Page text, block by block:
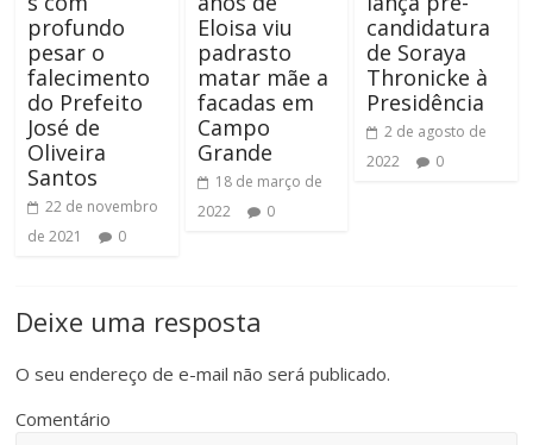
profundo
pesar o
falecimento
do Prefeito
José de
Oliveira
Santos
22 de novembro
de 2021
0
Eloisa viu
padrasto
matar mãe a
facadas em
Campo
Grande
18 de março de
2022
0
candidatura
de Soraya
Thronicke à
Presidência
2 de agosto de
2022
0
Deixe uma resposta
O seu endereço de e-mail não será publicado.
Comentário